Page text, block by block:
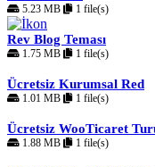
5.23 MB 1 file(s)
Rev Blog Teması
1.75 MB 1 file(s)
Ücretsiz Kurumsal Red
1.01 MB 1 file(s)
Ücretsiz WooTicaret
1.88 MB 1 file(s)